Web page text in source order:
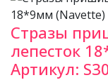
Стразы
лепесток
Артикул: